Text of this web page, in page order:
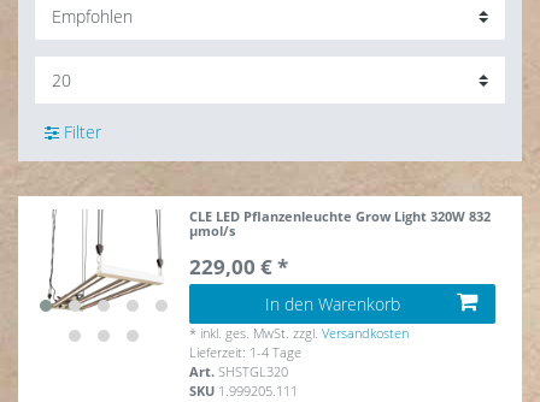
Filter
CLE LED Pflanzenleuchte Grow Light 320W 832
µmol/s
229,00 € *
In den Warenkorb
* inkl. ges. MwSt. zzgl.Versandkosten
Lieferzeit: 1-4 Tage
Art.SHSTGL320
SKU 1.999205.111